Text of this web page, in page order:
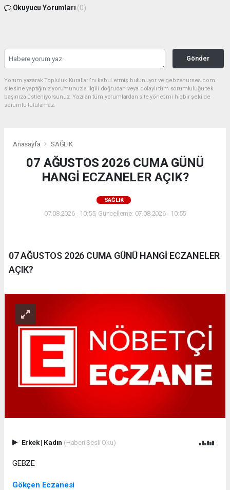
Okuyucu Yorumları (0)
Gönder
Yorum yazarak Topluluk Kuralları’nı kabul etmiş bulunuyor ve gebzehurses.com
sitesine yaptığınız yorumunuzla ilgili doğrudan veya dolaylı tüm sorumluluğu tek
başınıza üstleniyorsunuz. Yazılan tüm yorumlardan site yönetimi hiçbir şekilde
sorumlu tutulamaz.
Anasayfa SAĞLIK
07 AĞUSTOS 2026 CUMA GÜNÜ
HANGİ ECZANELER AÇIK?
SAĞLIK
07.08.2026 - 10:55, Güncelleme: 07.08.2026 - 10:55
07 AĞUSTOS 2026 CUMA GÜNÜ HANGİ ECZANELER
AÇIK?
Erkek| Kadın (Haberi Sesli Oku)
GEBZE
Gökçen Eczanesi